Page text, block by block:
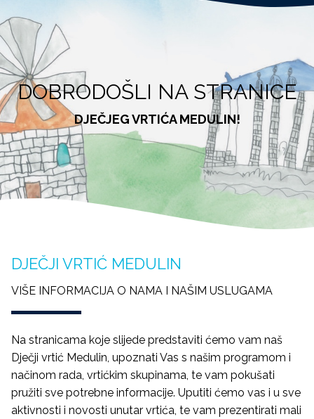
DOBRODOŠLI NA STRANICE
DJEČJEG VRTIĆA MEDULIN!
DJEČJI VRTIĆ MEDULIN
VIŠE INFORMACIJA O NAMA I NAŠIM USLUGAMA
Na stranicama koje slijede predstaviti ćemo vam naš
Dječji vrtić Medulin, upoznati Vas s našim programom i
načinom rada, vrtićkim skupinama, te vam pokušati
pružiti sve potrebne informacije. Uputiti ćemo vas i u sve
aktivnosti i novosti unutar vrtića, te vam prezentirati mali